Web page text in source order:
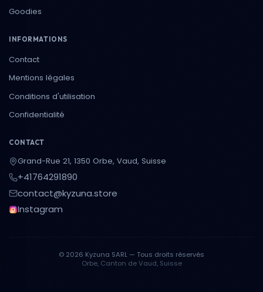
Goodies
INFORMATIONS
Contact
Mentions légales
Conditions d'utilisation
Confidentialité
CONTACT
Grand-Rue 21, 1350 Orbe, Vaud, Suisse
+41764291890
contact@kyzuna.store
Instagram
© 2026 Kyzuna SARL — Tous droits réservés
Orbe, Canton de Vaud, Suisse